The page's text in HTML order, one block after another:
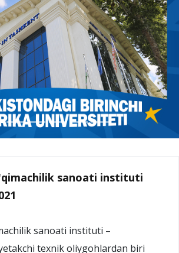
sanoati instituti
sanoati instituti –
texnik oliygohlardan biri